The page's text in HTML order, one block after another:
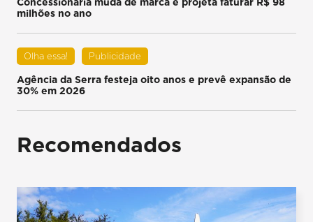
milhões no ano
Olha essa! Publicidade
Agência da Serra festeja oito anos e prevê expansão de
30% em 2026
Recomendados